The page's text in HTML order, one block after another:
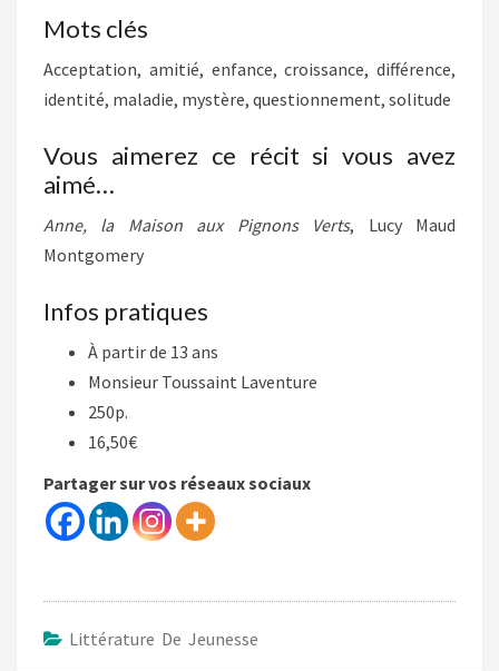
Mots clés
Acceptation, amitié, enfance, croissance, différence,
identité, maladie, mystère, questionnement, solitude
Vous aimerez ce récit si vous avez
aimé…
Anne, la Maison aux Pignons Verts, Lucy Maud
Montgomery
Infos pratiques
À partir de 13 ans
Monsieur Toussaint Laventure
250p.
16,50€
Partager sur vos réseaux sociaux
Littérature De Jeunesse